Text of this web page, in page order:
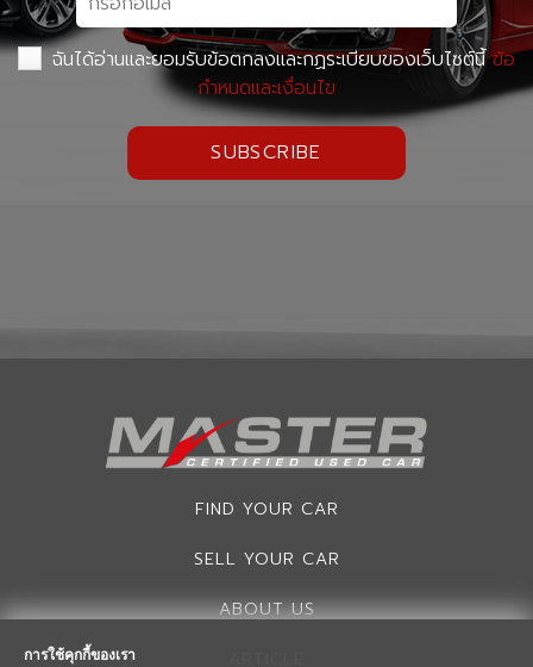
ฉันได้อ่านและยอมรับข้อตกลงและกฏระเบียบของเว็บไซต์นี้ข้อ
กำหนดและเงื่อนไข
SUBSCRIBE
FIND YOUR CAR
SELL YOUR CAR
ABOUT US
การใช้คุกกี้ของเรา